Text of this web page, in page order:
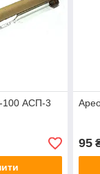
100 АСП-3
95